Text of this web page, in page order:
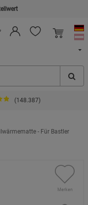
(148.387)
- Für Bastler
Merken